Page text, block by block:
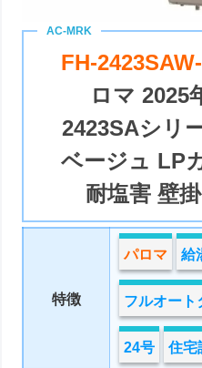
FH-
ロマ 2025
2423SAシリ
ベージュ LP
耐塩害 壁
特徴
パロマ 給
フルオート
24号 住宅